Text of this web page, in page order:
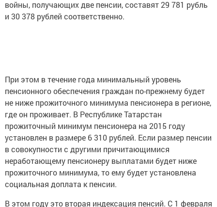
войны, получающих две пенсии, составят 29 781 рубль
и 30 378 рублей соответственно.
При этом в течение года минимальный уровень
пенсионного обеспечения граждан по-прежнему будет
не ниже прожиточного минимума пенсионера в регионе,
где он проживает. В Республике Татарстан
прожиточный минимум пенсионера на 2015 году
установлен в размере 6 310 рублей. Если размер пенсии
в совокупности с другими причитающимися
неработающему пенсионеру выплатами будет ниже
прожиточного минимума, то ему будет установлена
социальная доплата к пенсии.
В этом году это вторая индексация пенсий. С 1 февраля